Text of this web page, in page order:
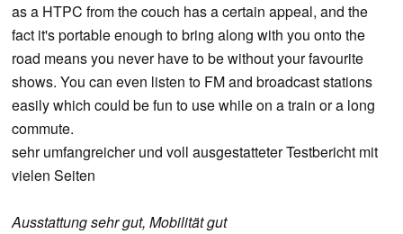
as a HTPC from the couch has a certain appeal, and the
fact it's portable enough to bring along with you onto the
road means you never have to be without your favourite
shows. You can even listen to FM and broadcast stations
easily which could be fun to use while on a train or a long
commute.
sehr umfangreicher und voll ausgestatteter Testbericht mit
vielen Seiten
Ausstattung sehr gut, Mobilität gut